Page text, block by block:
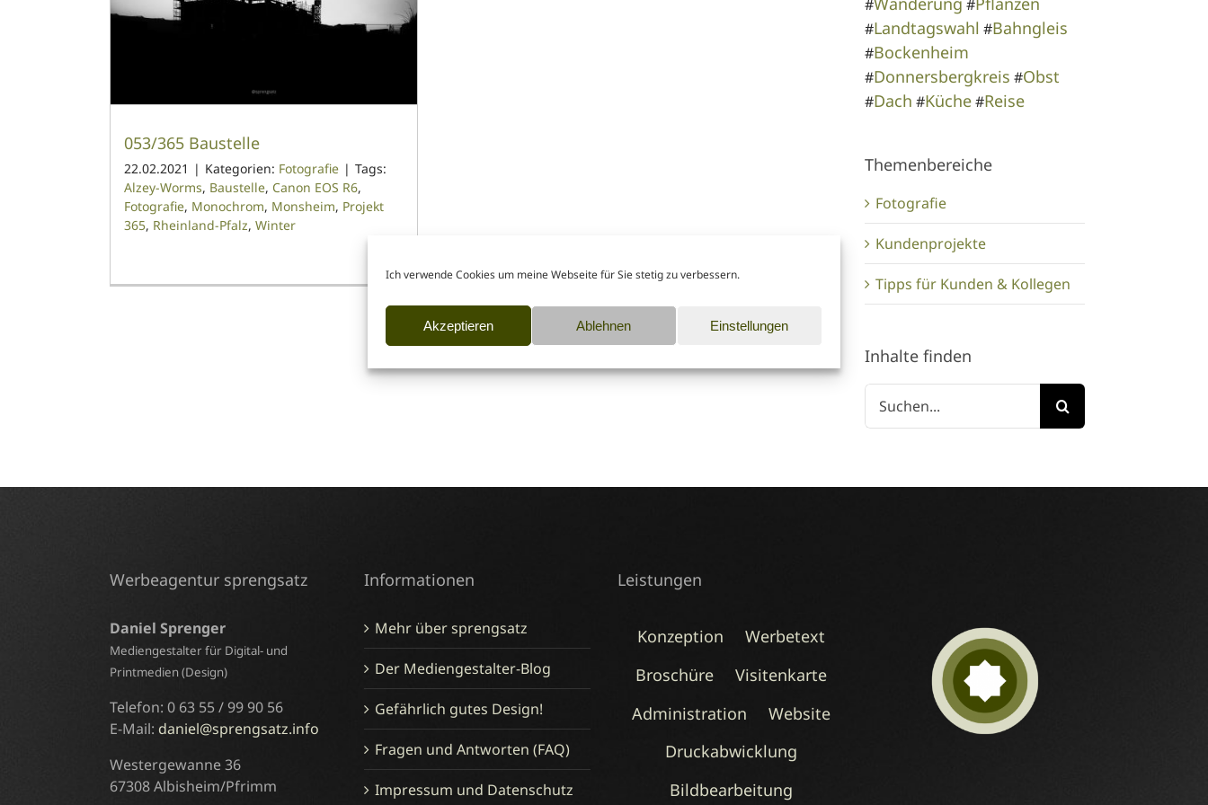
Ich verwende Cookies um meine Webseite für Sie stetig zu verbessern.
Akzeptieren Ablehnen Einstellungen
053/365 Baustelle
22.02.2021 | Kategorien: Fotografie | Tags:
Alzey-Worms, Baustelle, Canon EOS R6,
Fotografie, Monochrom, Monsheim, Projekt
365, Rheinland-Pfalz, Winter
# #
#Landtagswahl #Bahngleis
#Bockenheim
#Donnersbergkreis #Obst
#Dach #Küche#Reise
Themenbereiche
Fotografie
Kundenprojekte
Tipps für Kunden & Kollegen
Inhalte finden
Suche
nach:
Werbeagentur sprengsatz
Daniel Sprenger
Mediengestalter für Digital- und
Printmedien (Design)
Telefon: 0 63 55 / 99 90 56
E-Mail: daniel@sprengsatz.info
Westergewanne 36
67308 Albisheim/Pfrimm
Informationen
Mehr über sprengsatz
Der Mediengestalter-Blog
Gefährlich gutes Design!
Fragen und Antworten (FAQ)
Impressum und Datenschutz
Leistungen
Konzeption
Werbetext
Broschüre
Visitenkarte
Administration
Website
Druckabwicklung
Bildbearbeitung